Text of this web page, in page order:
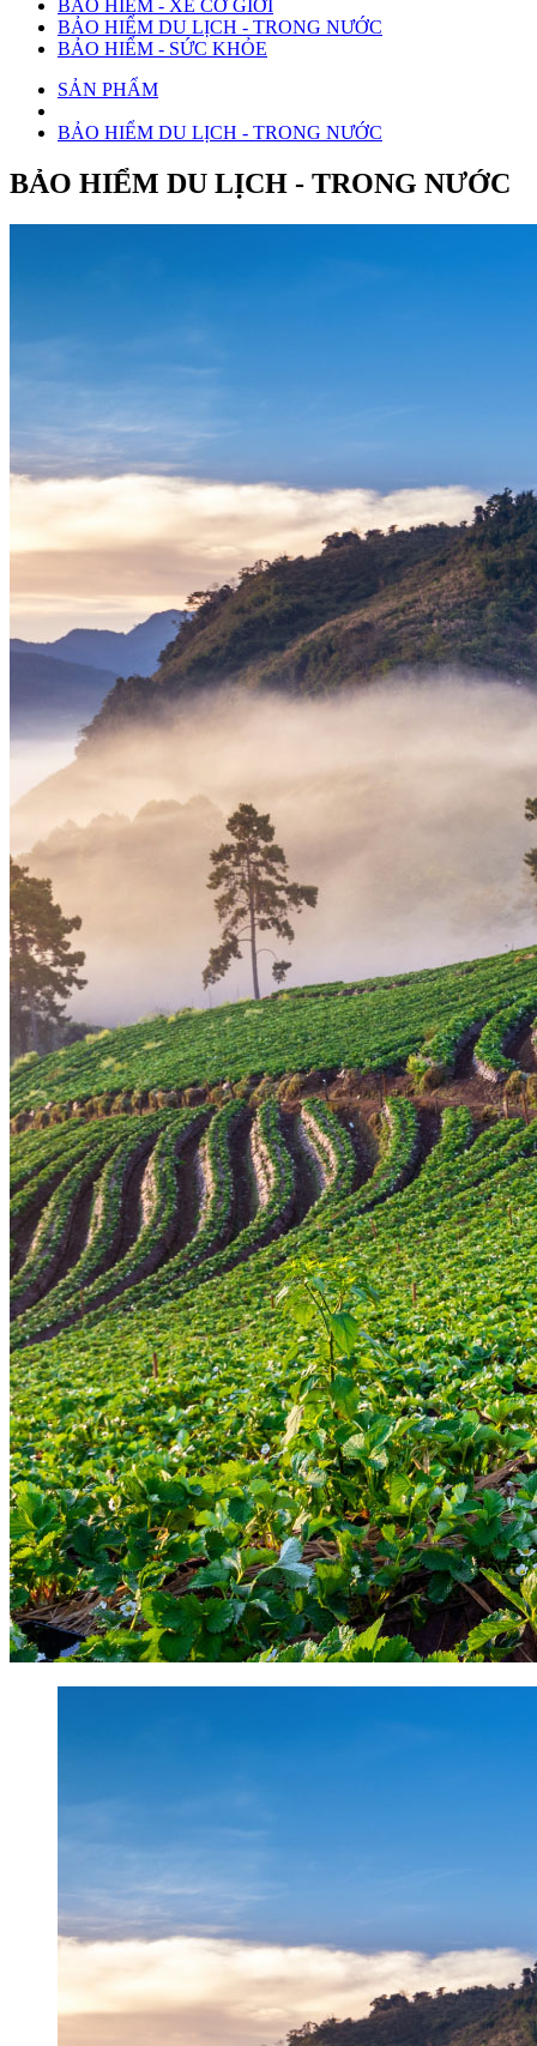
BẢO HIỂM - XE CƠ GIỚI
BẢO HIỂM DU LỊCH - TRONG NƯỚC
BẢO HIỂM - SỨC KHỎE
SẢN PHẨM
BẢO HIỂM DU LỊCH - TRONG NƯỚC
BẢO HIỂM DU LỊCH - TRONG NƯỚC